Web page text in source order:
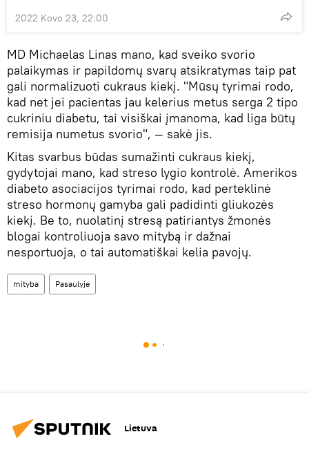
2022 Kovo 23, 22:00
MD Michaelas Linas mano, kad sveiko svorio
palaikymas ir papildomų svarų atsikratymas taip pat
gali normalizuoti cukraus kiekį. "Mūsų tyrimai rodo,
kad net jei pacientas jau kelerius metus serga 2 tipo
cukriniu diabetu, tai visiškai įmanoma, kad liga būtų
remisija numetus svorio", — sakė jis.
Kitas svarbus būdas sumažinti cukraus kiekį,
gydytojai mano, kad streso lygio kontrolė. Amerikos
diabeto asociacijos tyrimai rodo, kad perteklinė
streso hormonų gamyba gali padidinti gliukozės
kiekį. Be to, nuolatinį stresą patiriantys žmonės
blogai kontroliuoja savo mitybą ir dažnai
nesportuoja, o tai automatiškai kelia pavojų.
mityba Pasaulyje
Lietuva